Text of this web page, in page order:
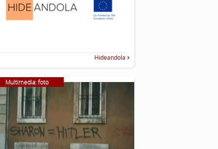
Hideandola
Multimedia: foto